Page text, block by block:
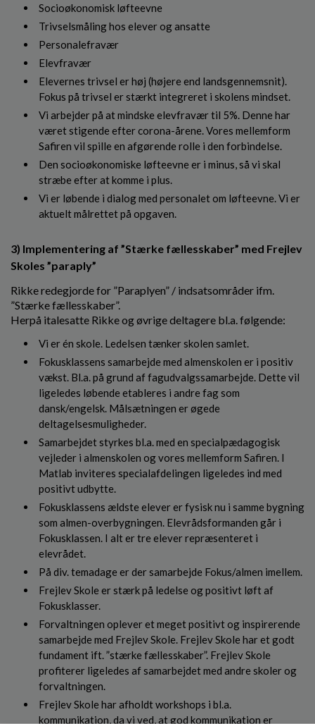
Socioøkonomisk løfteevne
Trivselsmåling hos elever og ansatte
Personalefravær
Elevfravær
Elevernes trivsel er høj (højere end landsgennemsnit).
Fokus på trivsel er stærkt integreret i skolens mindset.
Vi arbejder på at mindske elevfravær til 5%. Denne har
været stigende efter corona-årene. Vores mellemform
Safiren vil spille en afgørende rolle i den forbindelse.
Den socioøkonomiske løfteevne er i minus, så vi skal
stræbe efter at komme i plus.
Vi er løbende i dialog med personalet om løfteevne. Vi er
aktuelt målrettet på opgaven.
3) Implementering af ”Stærke fællesskaber” med Frejlev
Skoles ”paraply”
Rikke redegjorde for ”Paraplyen” / indsatsområder ifm.
”Stærke fællesskaber”.
Herpå italesatte Rikke og øvrige deltagere bl.a. følgende:
Vi er én skole. Ledelsen tænker skolen samlet.
Fokusklassens samarbejde med almenskolen er i positiv
vækst. Bl.a. på grund af fagudvalgssamarbejde. Dette vil
ligeledes løbende etableres i andre fag som
dansk/engelsk. Målsætningen er øgede
deltagelsesmuligheder.
Samarbejdet styrkes bl.a. med en specialpædagogisk
vejleder i almenskolen og vores mellemform Safiren. I
Matlab inviteres specialafdelingen ligeledes ind med
positivt udbytte.
Fokusklassens ældste elever er fysisk nu i samme bygning
som almen-overbygningen. Elevrådsformanden går i
Fokusklassen. I alt er tre elever repræsenteret i
elevrådet.
På div. temadage er der samarbejde Fokus/almen imellem.
Frejlev Skole er stærk på ledelse og positivt løft af
Fokusklasser.
Forvaltningen oplever et meget positivt og inspirerende
samarbejde med Frejlev Skole. Frejlev Skole har et godt
fundament ift. ”stærke fællesskaber”. Frejlev Skole
profiterer ligeledes af samarbejdet med andre skoler og
forvaltningen.
Frejlev Skole har afholdt workshops i bl.a.
kommunikation, da vi ved, at god kommunikation er